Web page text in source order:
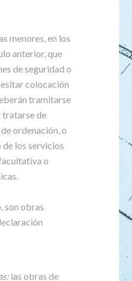
menores, en los
anterior, que
de seguridad o
colocación
tramitarse
tratarse de
ordenación, o
los servicios
o
son obras
las obras de